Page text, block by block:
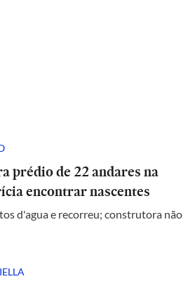
prédio de 22 andares na
encontrar nascentes
d'agua e recorreu; construtora não